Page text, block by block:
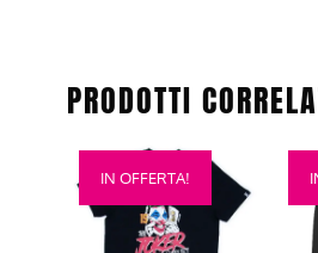
PRODOTTI
IN OFFERTA!
Questo
prodotto